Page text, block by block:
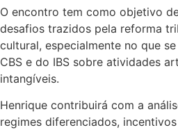
O encontro tem como objetivo
desafios trazidos pela reforma
cultural, especialmente no que
CBS e do IBS sobre atividades
intangíveis.
Henrique contribuirá com a
regimes diferenciados,